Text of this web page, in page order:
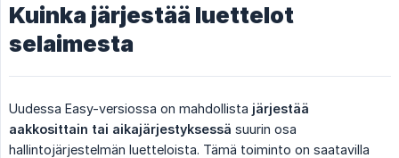
Kuinka järjestää luettelot
selaimesta
Uudessa Easy-versiossa on mahdollista järjestää
aakkosittain tai aikajärjestyksessä suurin osa
hallintojärjestelmän luetteloista. Tämä toiminto on saatavilla